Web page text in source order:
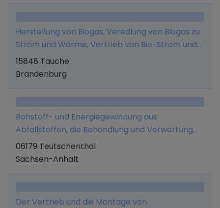
Stromrichter Solarstrom Speichern und Zubehör
für den Bau von Solaranlagen allert Art. Ferner -
Marktanalysen in den Bereichen
Deutschland/Europa und China, - Aufbau und
Betrieb von Solaranlagen
Herstellung von Biogas, Veredlung von Biogas zu
Strom und Wärme, Vertrieb von Bio-Strom und
Bio-Wärme, Vertrieb von Gärsubstraten.
15848 Tauche
Brandenburg
Rohstoff- und Energiegewinnung aus
Abfallstoffen, die Behandlung und Verwertung
von Reststoffen aller Art und die ökologisch
sichere Deponie bzw. Zwischenlagerung von
06179 Teutschenthal
Sachsen-Anhalt
Der Vertrieb und die Montage von